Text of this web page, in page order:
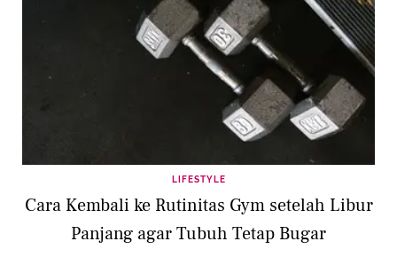
LIFESTYLE
Cara Kembali ke Rutinitas Gym setelah Libur
Panjang agar Tubuh Tetap Bugar